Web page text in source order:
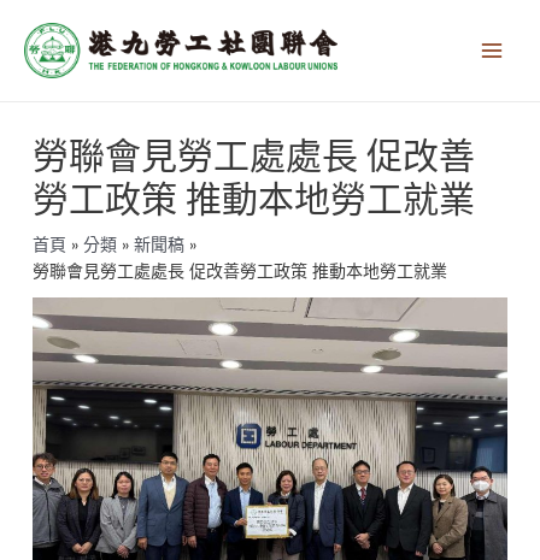
勞聯會見勞工處處長 促改善
勞工政策 推動本地勞工就業
首頁 分類
新聞稿
勞聯會見勞工處處長 促改善勞工政策 推動本地勞工就業
章
導